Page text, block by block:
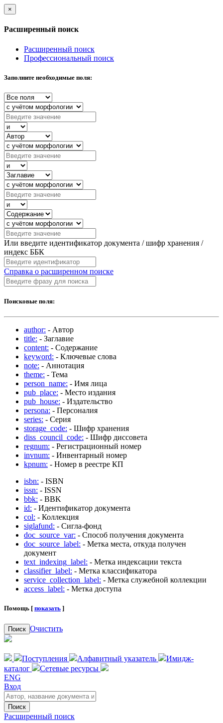
×
Расширенный поиск
Расширенный поиск
Профессиональный поиск
Заполните необходимые поля:
Или введите идентификатор документа / шифр хранения /
индекс ББК
Справка о расширенном поиске
Поисковые поля:
author: - Автор
title: - Заглавие
content: - Содержание
keyword: - Ключевые слова
note: - Аннотация
theme: - Тема
person_name: - Имя лица
pub_place: - Место издания
pub_house: - Издательство
persona: - Персоналия
series: - Серия
storage_code: - Шифр хранения
diss_council_code: - Шифр диссовета
regnum: - Регистрационный номер
invnum: - Инвентарный номер
kpnum: - Номер в реестре КП
isbn: - ISBN
issn: - ISSN
bbk: - BBK
id: - Идентификатор документа
col: - Коллекция
siglafund: - Сигла-фонд
doc_source_var: - Способ получения документа
doc_source_label: - Метка места, откуда получен
документ
text_indexing_label: - Метка индексации текста
classifier_label: - Метка классификатора
service_collection_label: - Метка служебной коллекции
access_label: - Метка доступа
Помощь [ показать ]
Поиск Очистить
Поступления Алфавитный указатель
Имидж-
каталог
Сетевые ресурсы
ENG
Вход
Поиск
Расширенный поиск